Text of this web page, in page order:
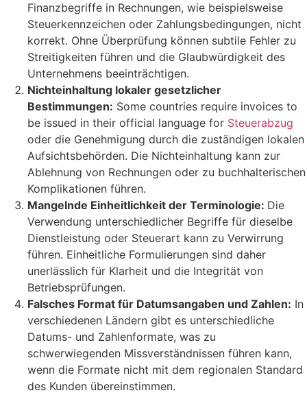
Finanzbegriffe in Rechnungen, wie beispielsweise
Steuerkennzeichen oder Zahlungsbedingungen, nicht
korrekt. Ohne Überprüfung können subtile Fehler zu
Streitigkeiten führen und die Glaubwürdigkeit des
Unternehmens beeinträchtigen.
Nichteinhaltung lokaler gesetzlicher
Bestimmungen: Some countries require invoices to
be issued in their official language for Steuerabzug
oder die Genehmigung durch die zuständigen lokalen
Aufsichtsbehörden. Die Nichteinhaltung kann zur
Ablehnung von Rechnungen oder zu buchhalterischen
Komplikationen führen.
Mangelnde Einheitlichkeit der Terminologie: Die
Verwendung unterschiedlicher Begriffe für dieselbe
Dienstleistung oder Steuerart kann zu Verwirrung
führen. Einheitliche Formulierungen sind daher
unerlässlich für Klarheit und die Integrität von
Betriebsprüfungen.
Falsches Format für Datumsangaben und Zahlen: In
verschiedenen Ländern gibt es unterschiedliche
Datums- und Zahlenformate, was zu
schwerwiegenden Missverständnissen führen kann,
wenn die Formate nicht mit dem regionalen Standard
des Kunden übereinstimmen.